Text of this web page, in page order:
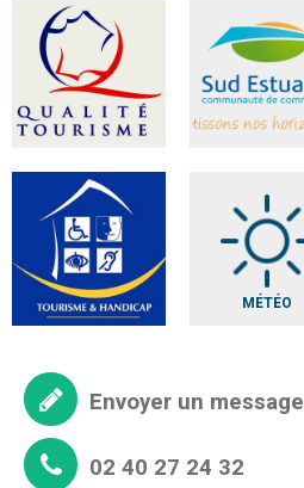
MÉTÉO
Envoyer un message
02 40 27 24 32